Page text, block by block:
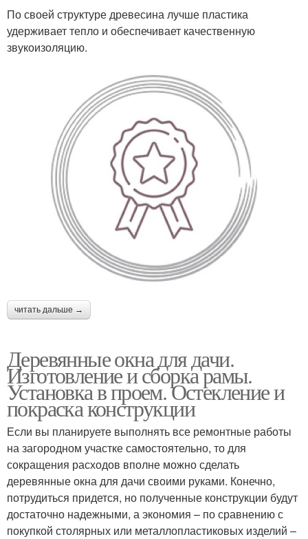
По своей структуре древесина лучше пластика
удерживает тепло и обеспечивает качественную
звукоизоляцию.
читать дальше →
Деревянные окна для дачи.
Изготовление и сборка рамы.
Установка в проем. Остекление и
покраска конструкции
Если вы планируете выполнять все ремонтные работы
на загородном участке самостоятельно, то для
сокращения расходов вполне можно сделать
деревянные окна для дачи своими руками. Конечно,
потрудиться придется, но полученные конструкции будут
достаточно надежными, а экономия – по сравнению с
покупкой столярных или металлопластиковых изделий –